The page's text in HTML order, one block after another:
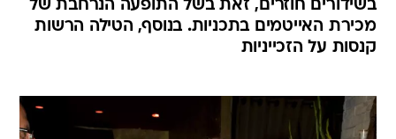
בשידורים חוזרים, זאת בשל התופעה הנרחבת של
מכירת האייטמים בתכניות. בנוסף, הטילה הרשות
קנסות על הזכייניות